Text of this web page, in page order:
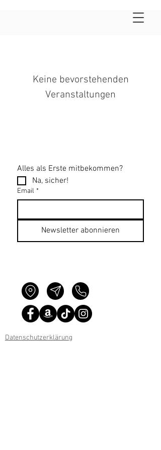
Keine bevorstehenden
Veranstaltungen
Alles als Erste mitbekommen?
Na, sicher!
Email *
Newsletter abonnieren
Datenschutzerklärung